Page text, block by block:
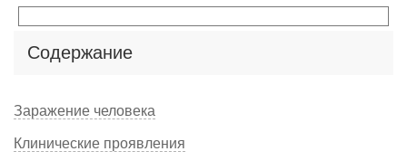
Содержание
Заражение человека
Клинические проявления